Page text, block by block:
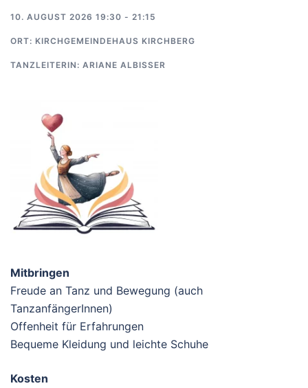
10. AUGUST 2026 19:30 - 21:15
ORT: KIRCHGEMEINDEHAUS KIRCHBERG
TANZLEITERIN: ARIANE ALBISSER
Mitbringen
Freude an Tanz und Bewegung (auch
TanzanfängerInnen)
Offenheit für Erfahrungen
Bequeme Kleidung und leichte Schuhe
Kosten